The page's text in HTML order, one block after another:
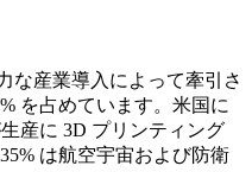
な産業導入によって牽引さ
を占めています。米国に
産に 3D プリンティング
は航空宇宙および防衛